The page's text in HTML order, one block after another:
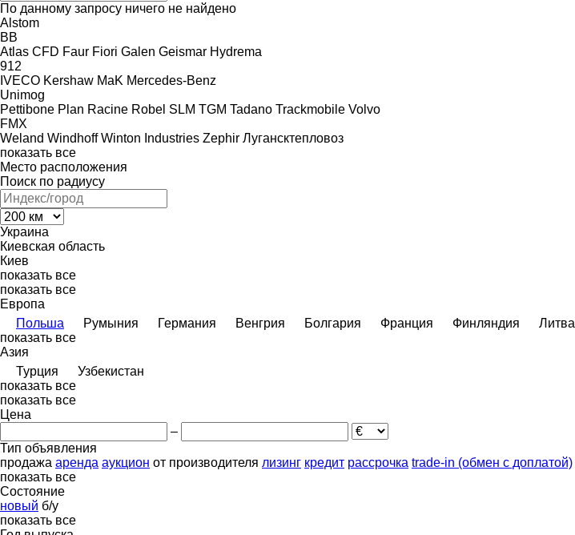
По данному запросу ничего не найдено
Alstom
BB
Atlas CFD Faur Fiori Galen Geismar Hydrema
912
IVECO Kershaw MaK Mercedes-Benz
Unimog
Pettibone Plan Racine Robel SLM TGM Tadano Trackmobile Volvo
FMX
Weland Windhoff Winton Industries Zephir Лугансктепловоз
показать все
Место расположения
Поиск по радиусу
Украина
Киевская область
Киев
показать все
показать все
Европа
Польша
Румыния Германия Венгрия Болгария Франция Финляндия Литва
показать все
Азия
Турция
Узбекистан
показать все
показать все
Цена
–
Тип объявления
продажа аренда аукцион от производителя лизинг кредит рассрочка trade-in (обмен с доплатой)
показать все
Состояние
новый б/у
показать все